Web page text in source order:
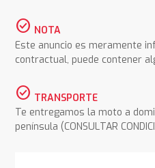
check_circle NOTA
Este anuncio es meramente
contractual, puede contener
check_circle TRANSPORTE
Te entregamos la moto a
península (CONSULTAR